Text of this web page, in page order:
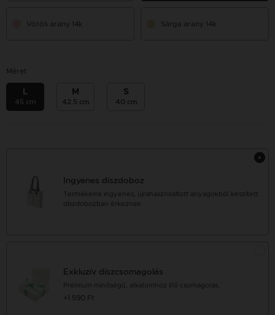
Vörös arany 14k Sárga arany 14k
Méret
L
45 cm
M
42.5 cm
S
40 cm
Ingyenes díszdoboz
Termékeink ingyenes, újrahasznosított anyagokból készített
díszdobozban érkeznek
Exkluzív díszcsomagolás
Prémium minőségű, alkalomhoz illő csomagolás.
+1 590 Ft